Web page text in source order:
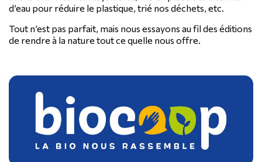
d’eau pour réduire le plastique, trié nos déchets, etc.
Tout n’est pas parfait, mais nous essayons au fil des éditions
de rendre à la nature tout ce quelle nous offre.